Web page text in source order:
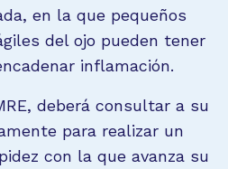
en la que pequeños
del ojo pueden tener
inflamación.
deberá consultar a su
para realizar un
con la que avanza su